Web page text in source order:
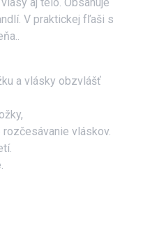
V praktickej fľaši s
a vlásky obzvlášť
vláskov.